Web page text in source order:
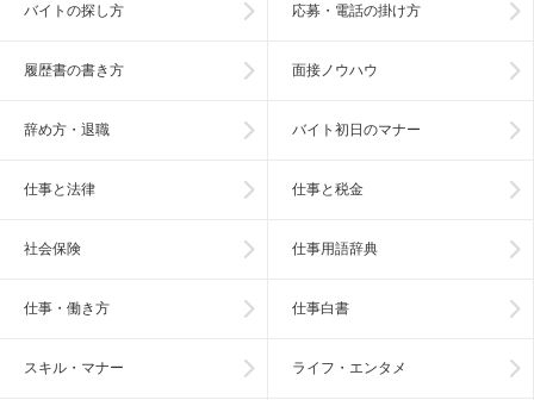
バイトの探し方 応募・電話の掛け方
履歴書の書き方 面接ノウハウ
辞め方・退職 バイト初日のマナー
仕事と法律 仕事と税金
社会保険 仕事用語辞典
仕事・働き方 仕事白書
スキル・マナー ライフ・エンタメ